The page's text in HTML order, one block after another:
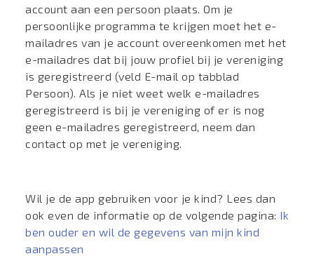
account aan een persoon plaats. Om je
persoonlijke programma te krijgen moet het e-
mailadres van je account overeenkomen met het
e-mailadres dat bij jouw profiel bij je vereniging
is geregistreerd (veld E-mail op tabblad
Persoon). Als je niet weet welk e-mailadres
geregistreerd is bij je vereniging of er is nog
geen e-mailadres geregistreerd, neem dan
contact op met je vereniging.
Wil je de app gebruiken voor je kind? Lees dan
ook even de informatie op de volgende pagina: Ik
ben ouder en wil de gegevens van mijn kind
aanpassen